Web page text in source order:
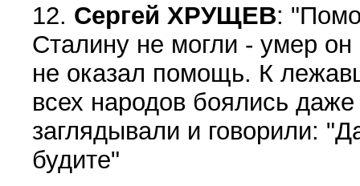
12. Сергей ХРУЩЕВ:
Сталину не могли - умер он
не оказал помощь. К
всех народов боялись
заглядывали и говорили:
будите"